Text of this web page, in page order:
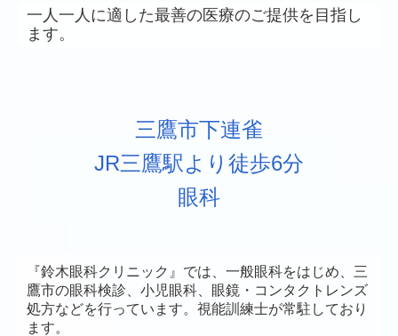
一人一人に適した最善の医療のご提供を目指し
ます。
三鷹市下連雀
JR三鷹駅より徒歩6分
眼科
『鈴木眼科クリニック』では、一般眼科をはじめ、三
鷹市の眼科検診、 小児眼科、
眼鏡・コンタクトレンズ
処方などを行っています。視能訓練士が常駐しており
ます。